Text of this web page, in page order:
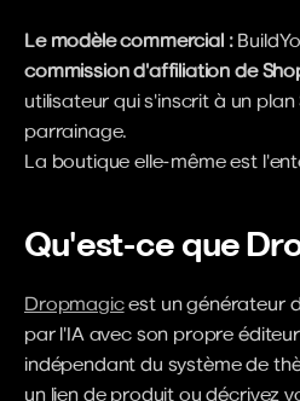
Le modèle commercial :
commission d'affiliation de
utilisateur qui s'inscrit à un
parrainage.
La boutique elle-même est
Qu'est-ce que
Dropmagic est un générateur
par l'IA avec son propre
indépendant du système de
un lien de produit ou décrivez